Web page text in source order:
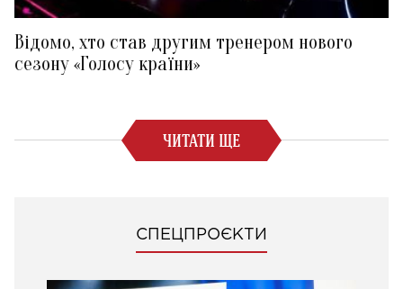
Відомо, хто став другим тренером нового
сезону «Голосу країни»
ЧИТАТИ ЩЕ
СПЕЦПРОЄКТИ